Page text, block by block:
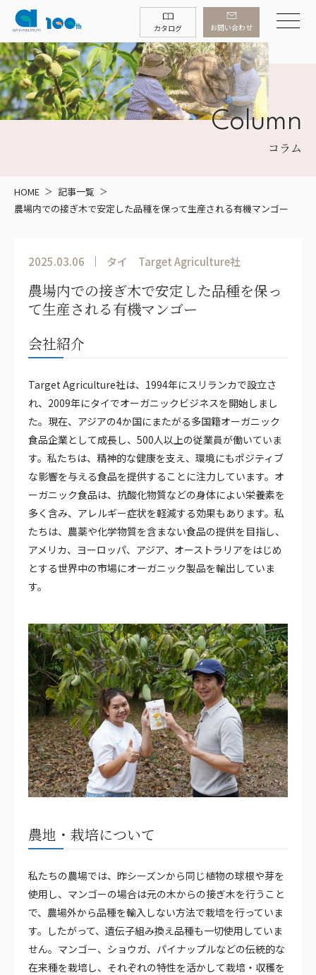
カタログ お問い合わせ
Column
コラム
HOME
記事一覧
農場内での接ぎ木で安定した品種を保って生産される有機マンゴー
2025.03.06 タイ Target Agriculture社
農場内での接ぎ木で安定した品種を保っ
て生産される有機マンゴー
会社紹介
Target Agriculture社は、1994年にスリランカで設立さ
れ、2009年にタイでオーガニックビジネスを開始しまし
た。現在、アジアの4か国にまたがる多国籍オーガニック
食品企業として成長し、500人以上の従業員が働いていま
す。私たちは、精神的な健康を支え、環境にもポジティブ
な影響を与える食品を提供することに注力しています。オ
ーガニック食品は、抗酸化物質などの身体によい栄養素を
多く含み、アレルギー症状を軽減する効果もあります。私
たちは、農薬や化学物質を含まない食品の提供を目指し、
アメリカ、ヨーロッパ、アジア、オーストラリアをはじめ
とする世界中の市場にオーガニック製品を輸出していま
す。
農地・栽培について
私たちの農場では、昨シーズンから同じ植物の球根や芽を
使用し、マンゴーの場合は元の木からの接ぎ木を行うこと
で、農場外から品種を輸入しない方法で栽培を行っていま
す。したがって、遺伝子組み換え品種も一切使用していま
せん。マンゴー、ショウガ、パイナップルなどの伝統的な
在来種を栽培し、それぞれの特性を活かして栽培・収穫を